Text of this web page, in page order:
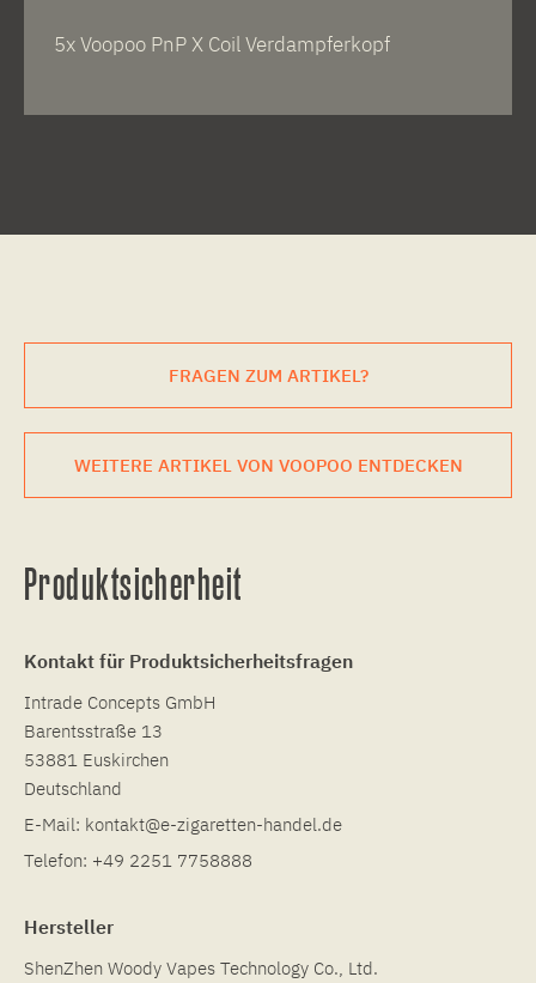
5x Voopoo PnP X Coil Verdampferkopf
FRAGEN ZUM ARTIKEL?
WEITERE ARTIKEL VON VOOPOO ENTDECKEN
Produktsicherheit
Kontakt für Produktsicherheitsfragen
Intrade Concepts GmbH
Barentsstraße 13
53881 Euskirchen
Deutschland
E-Mail: kontakt@e-zigaretten-handel.de
Telefon: +49 2251 7758888
Hersteller
ShenZhen Woody Vapes Technology Co., Ltd.